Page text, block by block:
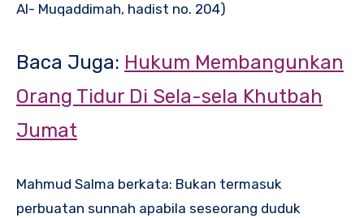
Al- Muqaddimah, hadist no. 204)
Baca Juga: Hukum Membangunkan
Orang Tidur Di Sela-sela Khutbah
Jumat
Mahmud Salma berkata: Bukan termasuk
perbuatan sunnah apabila seseorang duduk